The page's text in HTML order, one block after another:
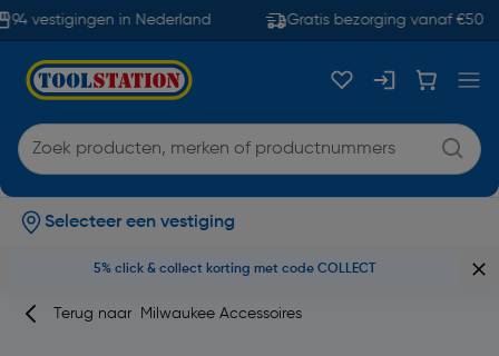
vestigingen in Nederland Gratis bezorging vanaf €50
Selecteer een vestiging
5% click & collect korting met code COLLECT
Terug naar Milwaukee Accessoires